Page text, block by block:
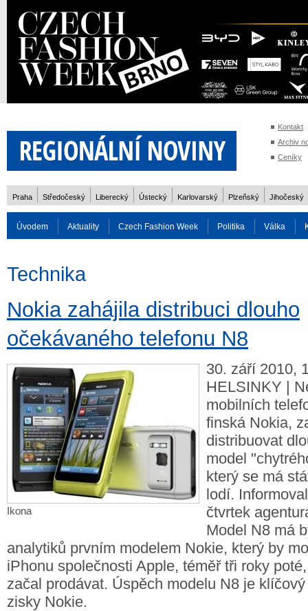
Kontakt
Archiv
Ceníky
Praha Středočeský Liberecký Ústecký Karlovarský Plzeňský Jihočeský
Úvodem Aktuality Czech Fashion Week Politika Válka
Technika
Nokia zahájila distribuci dlouho
očekávaného telefonu N8
Ikona
30. září 2010,
HELSINKY |
mobilních
finská Nokia,
distribuovat
model
který se má
lodí.
čtvrtek
Model N8 má
analytiků prvním modelem Nokie, který by
iPhonu společnosti Apple, téměř tři roky
začal prodávat. Úspěch modelu N8 je
zisky Nokie.